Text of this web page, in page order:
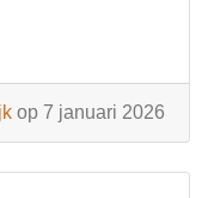
op 7 januari 2026